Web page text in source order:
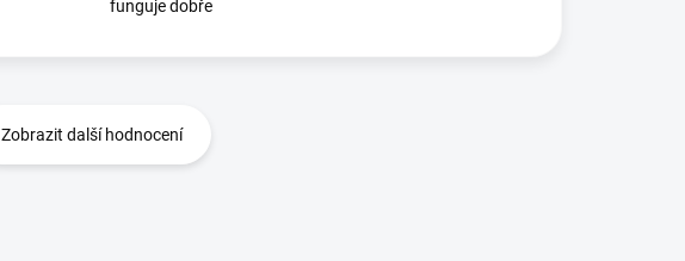
funguje dobře
Zobrazit další hodnocení